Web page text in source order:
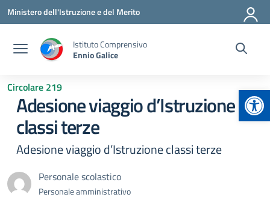
Vai ai contenuti
Vai al menu di navigazione
Vai al footer
Ministero dell'Istruzione e del Merito
Istituto Comprensivo
Ennio Galice
Circolare 219
Adesione viaggio d’Istruzione
classi terze
Adesione viaggio d’Istruzione classi terze
Personale scolastico
Personale amministrativo